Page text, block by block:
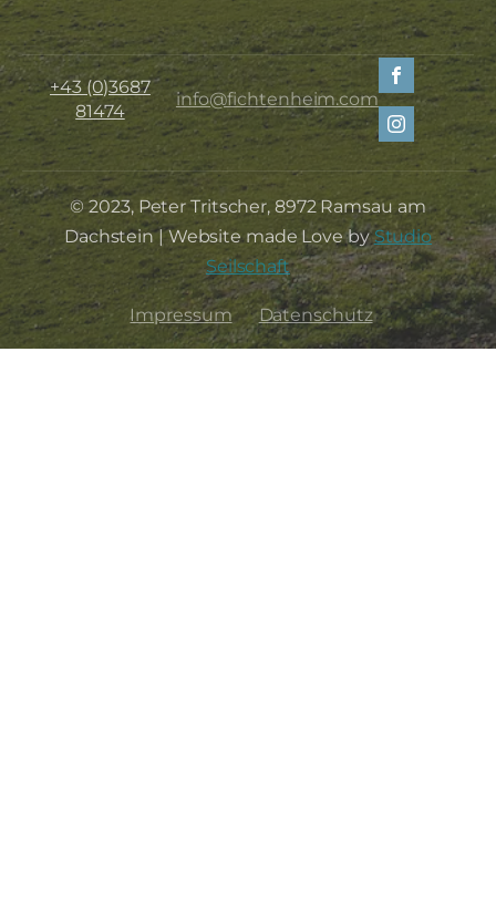
+43 (0)3687
81474
info@fichtenheim.com
© 2023, Peter Tritscher, 8972 Ramsau am
Dachstein | Website made Love byStudio
Seilschaft
Impressum Datenschutz